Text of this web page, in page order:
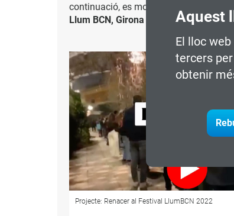
Aquest
El lloc
tercers
obtenir
continuació, es mostren alguns
Llum BCN, Girona Temps de Flors,
Projecte: Món Llibre 2021, al Centre de Cultura